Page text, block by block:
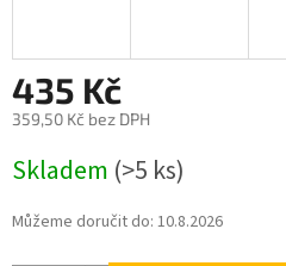
435 Kč
359,50 Kč bez DPH
cena:
Skladem (>5 ks)
Můžeme doručit do: 10.8.2026